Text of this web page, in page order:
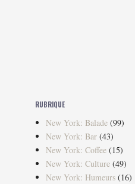
RUBRIQUE
New York: Balade (99)
New York: Bar (43)
New York: Coffee (15)
New York: Culture (49)
New York: Humeurs (16)